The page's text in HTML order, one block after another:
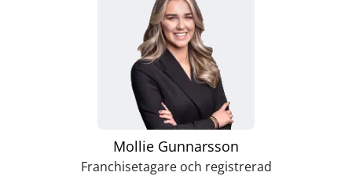
Mollie Gunnarsson
Franchisetagare och registrerad